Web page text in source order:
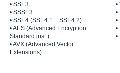
• SSE3
• SSSE3
• SSE4 (SSE4.1 + SSE4.2)
• AES (Advanced Encryption
Standard inst.)
• AVX (Advanced Vector
Extensions)